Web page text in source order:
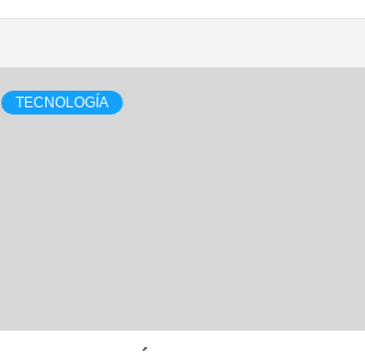
TECNOLOGÍA